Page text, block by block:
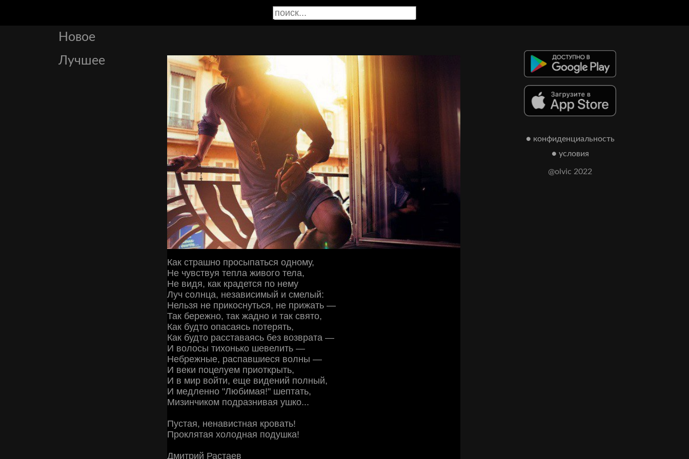
Новое
Лучшее
Как страшно просыпаться одному,
Не чувствуя тепла живого тела,
Не видя, как крадется по нему
Луч солнца, независимый и смелый:
Нельзя не прикоснуться, не прижать —
Так бережно, так жадно и так свято,
Как будто опасаясь потерять,
Как будто расставаясь без возврата —
И волосы тихонько шевелить —
Небрежные, распавшиеся волны —
И веки поцелуем приоткрыть,
И в мир войти, еще видений полный,
И медленно "Любимая!" шептать,
Мизинчиком подразнивая ушко...
Пустая, ненавистная кровать!
Проклятая холодная подушка!
Дмитрий Растаев
● конфиденциальность
● условия
@olvic 2022